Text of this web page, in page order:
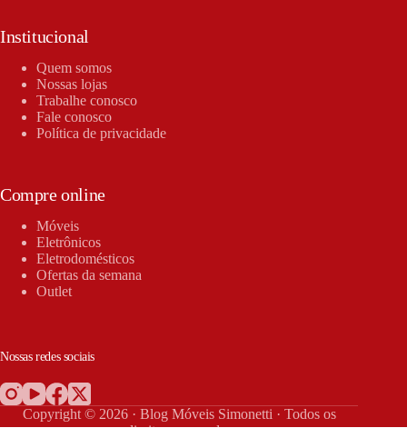
Institucional
Quem somos
Nossas lojas
Trabalhe conosco
Fale conosco
Política de privacidade
Compre online
Móveis
Eletrônicos
Eletrodomésticos
Ofertas da semana
Outlet
Nossas redes sociais
Copyright © 2026 · Blog Móveis Simonetti · Todos os
direitos reservados